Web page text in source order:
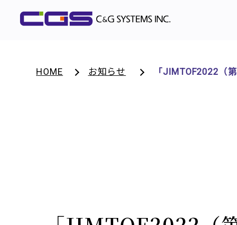
HOME お知らせ 「JIMTOF2022（